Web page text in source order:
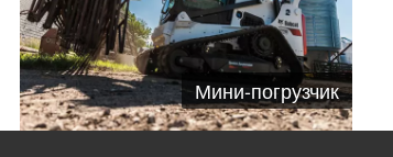
Мини-погрузчик